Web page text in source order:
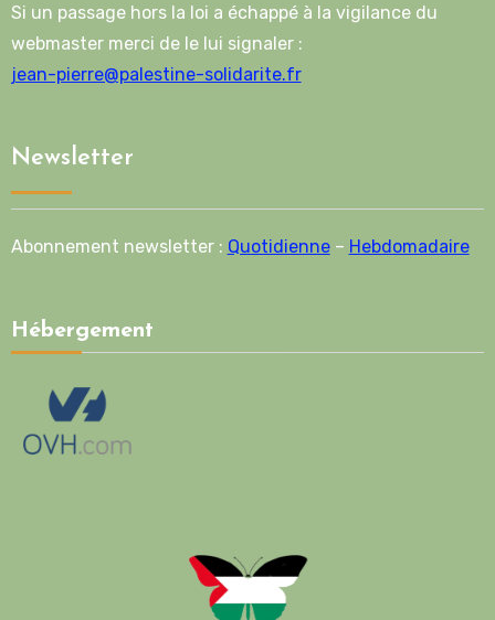
Si un passage hors la loi a échappé à la vigilance du
webmaster merci de le lui signaler :
jean-pierre@palestine-solidarite.fr
Newsletter
Abonnement newsletter : Quotidienne– Hebdomadaire
Hébergement